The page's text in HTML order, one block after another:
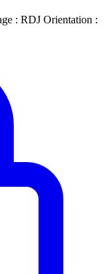
: RDJ Orientation :